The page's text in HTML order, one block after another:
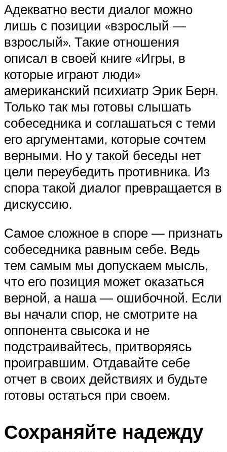
Адекватно вести диалог можно
лишь с позиции «взрослый —
взрослый». Такие отношения
описал в своей книге «Игры, в
которые играют люди»
американский психиатр Эрик Берн.
Только так мы готовы слышать
собеседника и соглашаться с теми
его аргументами, которые сочтем
верными. Но у такой беседы нет
цели переубедить противника. Из
спора такой диалог превращается в
дискуссию.
Самое сложное в споре — признать
собеседника равным себе. Ведь
тем самым мы допускаем мысль,
что его позиция может оказаться
верной, а наша — ошибочной. Если
вы начали спор, не смотрите на
оппонента свысока и не
подстраивайтесь, притворяясь
проигравшим. Отдавайте себе
отчет в своих действиях и будьте
готовы остаться при своем.
Сохраняйте надежду